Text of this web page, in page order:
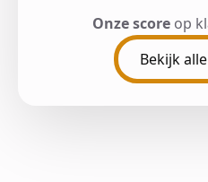
Onze score op
Bekijk